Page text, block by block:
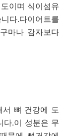
이며 식이섬유
다.다이어트를
마나 감자보다
서 뼈 건강에 도
다.이 성분은 무